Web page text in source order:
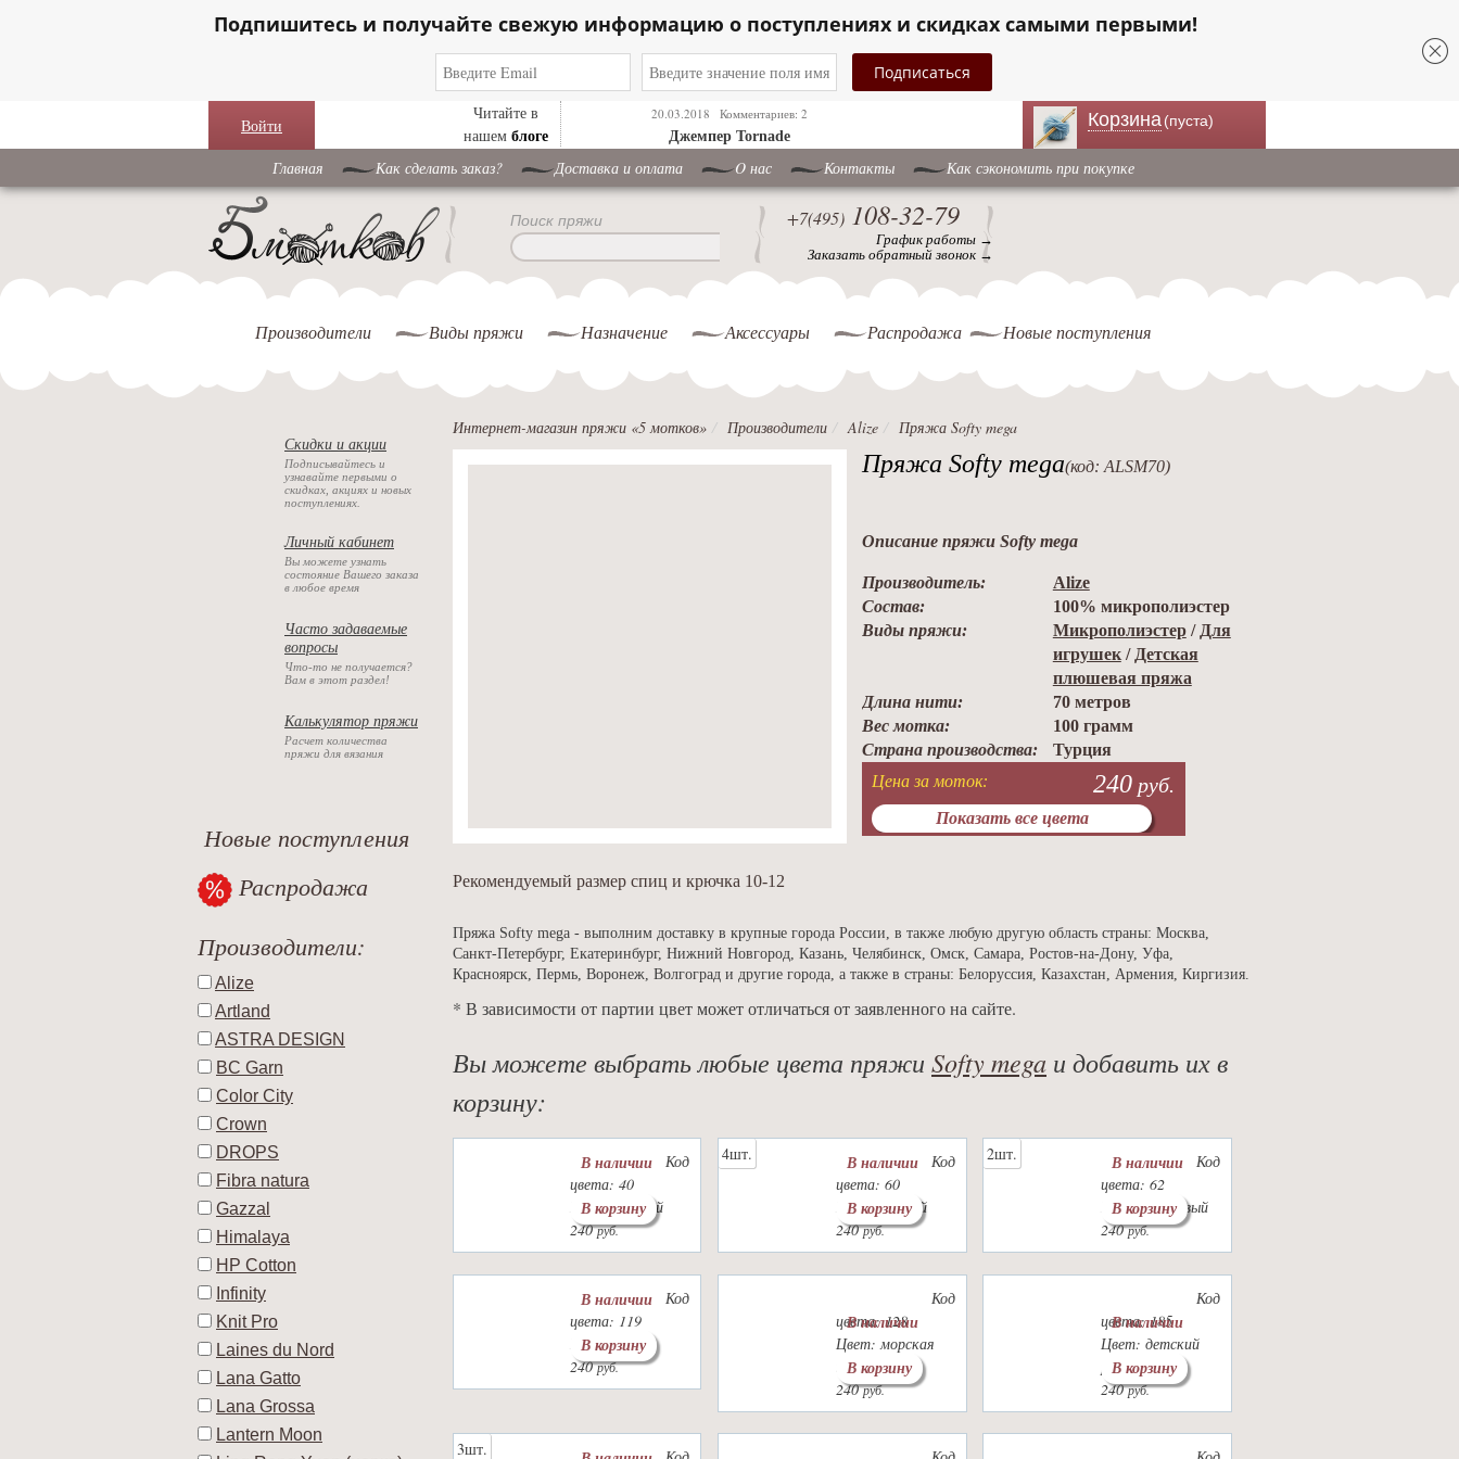
Подпишитесь и получайте свежую информацию о поступлениях и скидках самыми первыми!
Войти
Читайте в
нашем блоге
20.03.2018
Комментариев: 2
Джемпер Tornade
Корзина(пуста)
Главная Как сделать заказ? Доставка и оплата O нас Контакты Как сэкономить при покупке
Поиск пряжи +7(495) 108-32-79
График работы →
Заказать обратный звонок →
Производители Виды пряжи Назначение Аксессуары Распродажа Новые поступления
Скидки и акции
Подписывайтесь и
узнавайте первыми о
скидках, акциях и новых
поступлениях.
Личный кабинет
Вы можете узнать
состояние Вашего заказа
в любое время
Часто задаваемые
вопросы
Что-то не получается?
Вам в этот раздел!
Калькулятор пряжи
Расчет количества
пряжи для вязания
Новые поступления
Распродажа
Производители:
Alize
Artland
ASTRA DESIGN
BC Garn
Color City
Crown
DROPS
Fibra natura
Gazzal
Himalaya
HP Cotton
Infinity
Knit Pro
Laines du Nord
Lana Gatto
Lana Grossa
Lantern Moon
Интернет-магазин пряжи «5 мотков» Производители Alize Пряжа Softy mega
Пряжа Softy mega(код: ALSM70)
Описание пряжи Softy mega
Производитель:
Alize
Состав:
100% микрополиэстер
Виды пряжи:
Микрополиэстер/ Для
игрушек/ Детская
плюшевая пряжа
Длина нити:
70 метров
Вес мотка:
100 грамм
Страна производства:
Турция
Цена за моток:
240 руб.
Показать все цвета
Рекомендуемый размер спиц и крючка 10-12
Пряжа Softy mega - выполним доставку в крупные города России, в также любую другую область страны: Москва,
Санкт-Петербург, Екатеринбург, Нижний Новгород, Казань, Челябинск, Омск, Самара, Ростов-на-Дону, Уфа,
Красноярск, Пермь, Воронеж, Волгоград и другие города, а также в страны: Белоруссия, Казахстан, Армения, Киргизия.
* В зависимости от партии цвет может отличаться от заявленного на сайте.
Вы можете выбрать любые цвета пряжи Softy mega и добавить их в
корзину:
Код
цвета: 40
Цвет: голубой
240руб.
В наличии
В корзину
4шт.
Код
цвета: 60
Цвет: черный
240руб.
В наличии
В корзину
2шт.
Код
цвета: 62
Цвет: кремовый
240руб.
В наличии
В корзину
Код
цвета: 119
Цвет: серый
240руб.
В наличии
В корзину
Код
цвета: 128
Цвет: морская
пена
240руб.
В наличии
В корзину
Код
цвета: 185
Цвет: детский
розовый
240руб.
В наличии
В корзину
3шт.